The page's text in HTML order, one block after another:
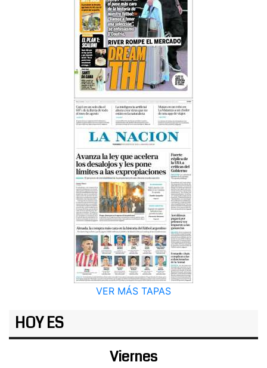
VER MÁS TAPAS
HOY ES
Viernes